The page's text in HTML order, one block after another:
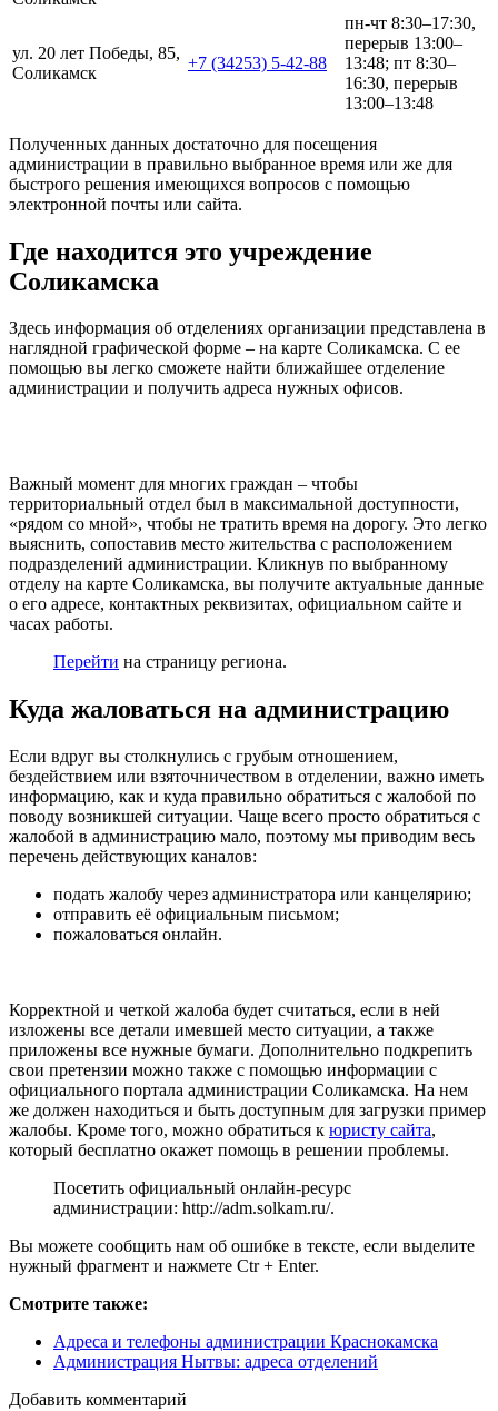
ул. 20 лет Победы, 85,
Соликамск
+7 (34253) 5-42-88
пн-чт 8:30–17:30,
перерыв 13:00–
13:48; пт 8:30–
16:30, перерыв
13:00–13:48
Полученных данных достаточно для посещения
администрации в правильно выбранное время или же для
быстрого решения имеющихся вопросов с помощью
электронной почты или сайта.
Где находится это учреждение
Соликамска
Здесь информация об отделениях организации представлена в
наглядной графической форме – на карте Соликамска. С ее
помощью вы легко сможете найти ближайшее отделение
администрации и получить адреса нужных офисов.
Важный момент для многих граждан – чтобы
территориальный отдел был в максимальной доступности,
«рядом со мной», чтобы не тратить время на дорогу. Это легко
выяснить, сопоставив место жительства с расположением
подразделений администрации. Кликнув по выбранному
отделу на карте Соликамска, вы получите актуальные данные
о его адресе, контактных реквизитах, официальном сайте и
часах работы.
Перейти на страницу региона.
Куда жаловаться на администрацию
Если вдруг вы столкнулись с грубым отношением,
бездействием или взяточничеством в отделении, важно иметь
информацию, как и куда правильно обратиться с жалобой по
поводу возникшей ситуации. Чаще всего просто обратиться с
жалобой в администрацию мало, поэтому мы приводим весь
перечень действующих каналов:
подать жалобу через администратора или канцелярию;
отправить её официальным письмом;
пожаловаться онлайн.
Корректной и четкой жалоба будет считаться, если в ней
изложены все детали имевшей место ситуации, а также
приложены все нужные бумаги. Дополнительно подкрепить
свои претензии можно также с помощью информации с
официального портала администрации Соликамска. На нем
же должен находиться и быть доступным для загрузки пример
жалобы. Кроме того, можно обратиться к юристу сайта,
который бесплатно окажет помощь в решении проблемы.
Посетить официальный онлайн-ресурс
администрации: http://adm.solkam.ru/.
Вы можете сообщить нам об ошибке в тексте, если выделите
нужный фрагмент и нажмете Ctr + Enter.
Смотрите также:
Адреса и телефоны администрации Краснокамска
Администрация Нытвы: адреса отделений
Добавить комментарий